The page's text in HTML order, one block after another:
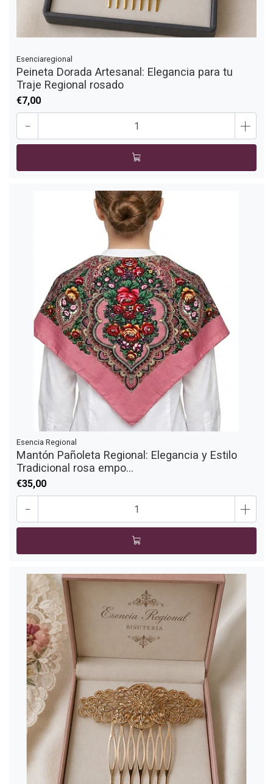
Esenciaregional
Peineta Dorada Artesanal: Elegancia para tu
Traje Regional rosado
€7,00
- +
Esencia Regional
Mantón Pañoleta Regional: Elegancia y Estilo
Tradicional rosa empo...
€35,00
- +